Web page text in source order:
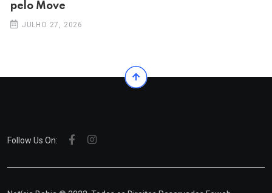
pelo Move
JULHO 27, 2026
Follow Us On: